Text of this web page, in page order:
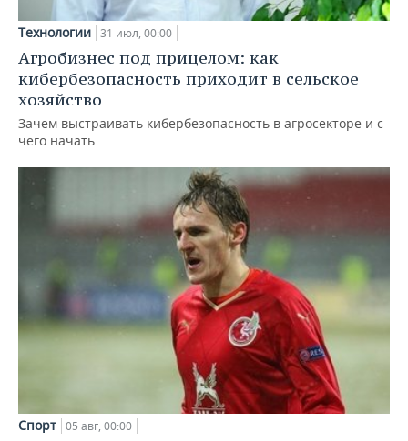
Технологии 31 июл, 00:00
Агробизнес под прицелом: как
кибербезопасность приходит в сельское
хозяйство
Зачем выстраивать кибербезопасность в агросекторе и с
чего начать
Спорт 05 авг, 00:00